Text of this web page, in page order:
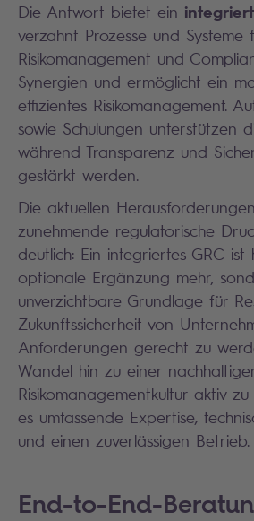
Die Antwort bietet ein
verzahnt Prozesse und Systeme
Risikomanagement und
Synergien und ermöglicht ein
effizientes Risikomanagement.
sowie Schulungen unterstützen
während Transparenz und
gestärkt werden.
Die aktuellen
zunehmende regulatorische
deutlich: Ein integriertes GRC ist
optionale Ergänzung mehr,
unverzichtbare Grundlage für
Zukunftssicherheit von
Anforderungen gerecht zu
Wandel hin zu einer
Risikomanagementkultur aktiv
es umfassende Expertise,
und einen zuverlässigen Betrieb.
End-to-End-